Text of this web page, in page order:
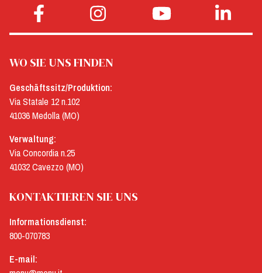
WO SIE UNS FINDEN
Geschäftssitz/Produktion:
Via Statale 12 n.102
41036 Medolla (MO)
Verwaltung:
Via Concordia n.25
41032 Cavezzo (MO)
KONTAKTIEREN SIE UNS
Informationsdienst:
800-070783
E-mail: